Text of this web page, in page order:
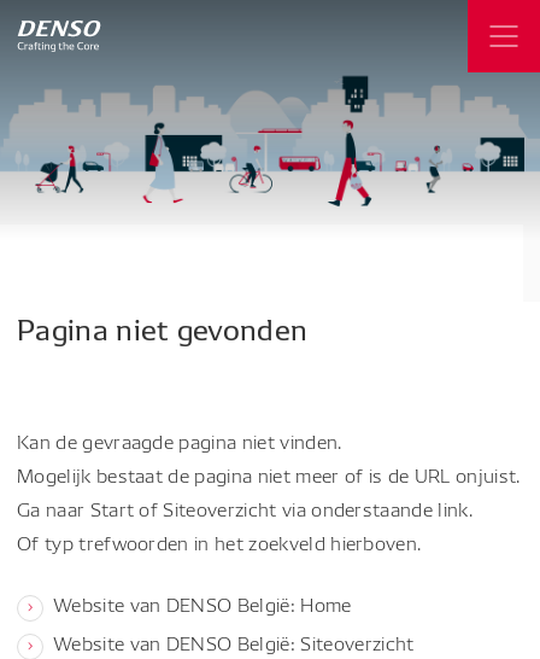
Pagina niet gevonden
Kan de gevraagde pagina niet vinden.
Mogelijk bestaat de pagina niet meer of is de URL onjuist.
Ga naar Start of Siteoverzicht via onderstaande link.
Of typ trefwoorden in het zoekveld hierboven.
Website van DENSO België: Home
Website van DENSO België: Siteoverzicht